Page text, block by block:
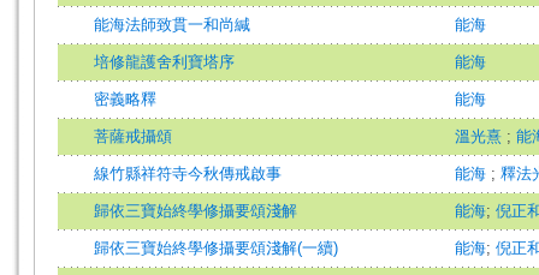
能海法師致貫一和尚緘 能海
培修龍護舍利寶塔序 能海
密義略釋 能海
菩薩戒攝頌 溫光熹 ; 能
線竹縣祥符寺今秋傳戒啟事 能海 ; 釋法
歸依三寶始終學修攝要頌淺解 能海; 倪正
歸依三寶始終學修攝要頌淺解(一續) 能海; 倪正